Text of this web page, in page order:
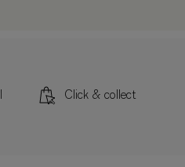
Click & collect